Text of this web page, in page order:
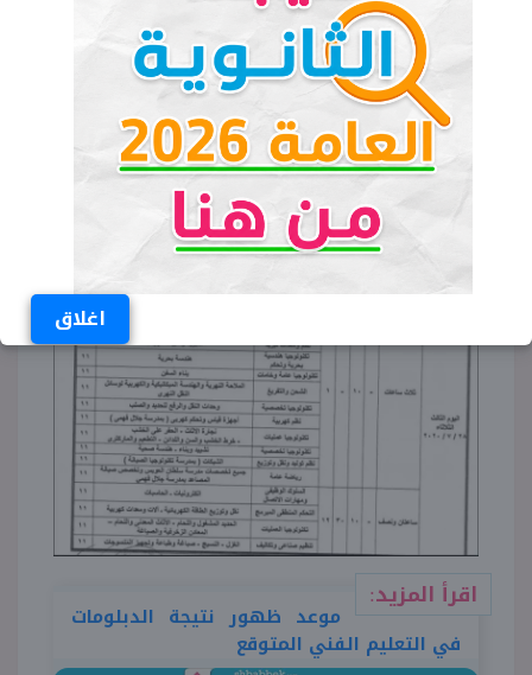
اغلاق
اقرأ المزيد:
موعد ظهور نتيجة الدبلومات
في التعليم الفني المتوقع